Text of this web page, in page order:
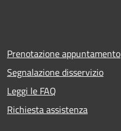
Prenotazione appuntamento
Segnalazione disservizio
Leggi le FAQ
Richiesta assistenza